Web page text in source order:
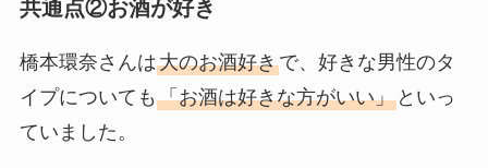
共通点②お酒が好き
橋本環奈さんは大のお酒好きで、好きな男性のタ
イプについても 「お酒は好きな方がいい」といっ
ていました。